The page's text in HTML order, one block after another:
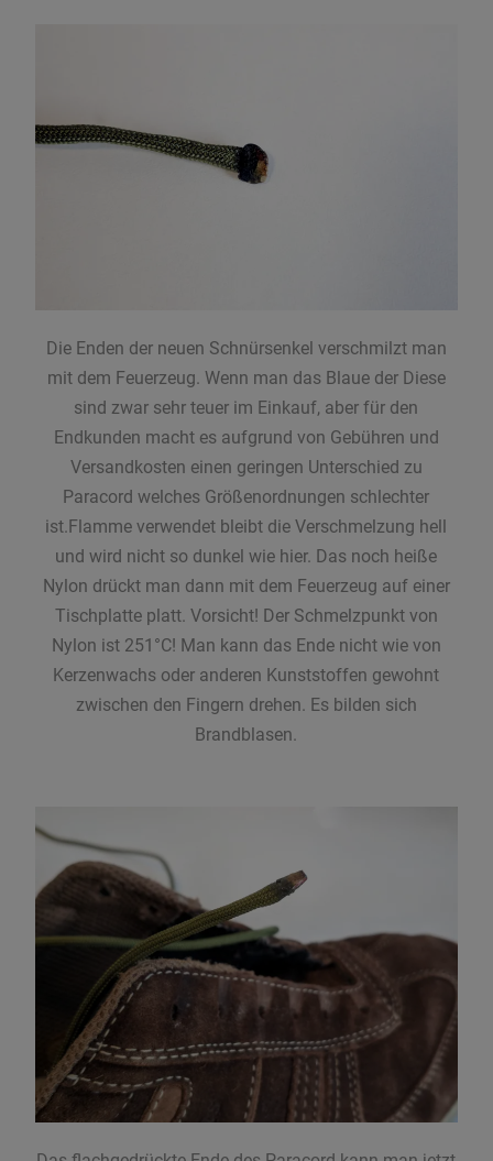
Die Enden der neuen Schnürsenkel verschmilzt man
mit dem Feuerzeug. Wenn man das Blaue der Diese
sind zwar sehr teuer im Einkauf, aber für den
Endkunden macht es aufgrund von Gebühren und
Versandkosten einen geringen Unterschied zu
Paracord welches Größenordnungen schlechter
ist.Flamme verwendet bleibt die Verschmelzung hell
und wird nicht so dunkel wie hier. Das noch heiße
Nylon drückt man dann mit dem Feuerzeug auf einer
Tischplatte platt. Vorsicht! Der Schmelzpunkt von
Nylon ist 251°C! Man kann das Ende nicht wie von
Kerzenwachs oder anderen Kunststoffen gewohnt
zwischen den Fingern drehen. Es bilden sich
Brandblasen.